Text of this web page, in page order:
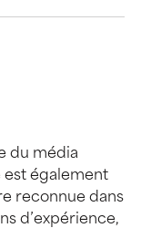
du média
est également
reconnue dans
d’expérience,